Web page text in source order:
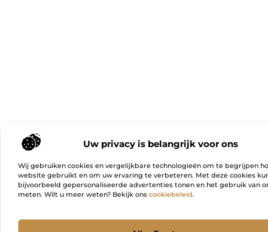
Uw privacy is belangrijk voor ons
Wij gebruiken cookies en vergelijkbare technologieën om te begrijpen
website gebruikt en om uw ervaring te verbeteren. Met deze cookies
bijvoorbeeld gepersonaliseerde advertenties tonen en het gebruik van
meten. Wilt u meer weten? Bekijk ons cookiebeleid.